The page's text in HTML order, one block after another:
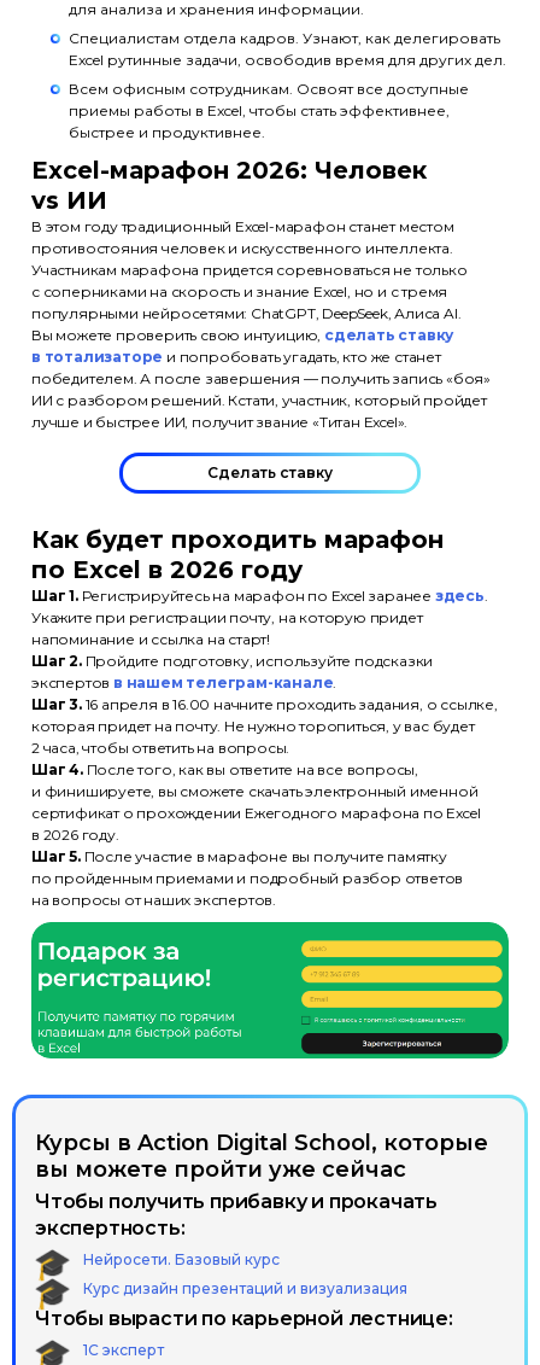
для анализа и хранения информации.
Специалистам отдела кадров. Узнают, как делегировать
Excel рутинные задачи, освободив время для других дел.
Всем офисным сотрудникам. Освоят все доступные
приемы работы в Excel, чтобы стать эффективнее,
быстрее и продуктивнее.
Excel-марафон 2026: Человек
vs ИИ
В этом году традиционный Excel-марафон станет местом
противостояния человек и искусственного интеллекта.
Участникам марафона придется соревноваться не только
с соперниками на скорость и знание Excel, но и с тремя
популярными нейросетями: ChatGPT, DeepSeek, Алиса AI.
Вы можете проверить свою интуицию, сделать ставку
в тотализаторе и попробовать угадать, кто же станет
победителем. А после завершения — получить запись «боя»
ИИ с разбором решений. Кстати, участник, который пройдет
лучше и быстрее ИИ, получит звание «Титан Excel».
Сделать ставку
Как будет проходить марафон
по Excel в 2026 году
Шаг 1.Регистрируйтесь на марафон по Excel заранее здесь
Укажите при регистрации почту, на которую придет
напоминание и ссылка на старт!
Шаг 2.Пройдите подготовку, используйте подсказки
экспертов в нашем телеграм-канале
Шаг 3.16 апреля в 16.00 начните проходить задания, о ссылке,
которая придет на почту. Не нужно торопиться, у вас будет
2 часа, чтобы ответить на вопросы.
Шаг 4.После того, как вы ответите на все вопросы,
и финишируете, вы сможете скачать электронный именной
сертификат о прохождении Ежегодного марафона по Excel
в 2026 году.
Шаг 5.После участие в марафоне вы получите памятку
по пройденным приемами и подробный разбор ответов
на вопросы от наших экспертов.
Курсы в Action Digital School, которые
вы можете пройти уже сейчас
Чтобы получить прибавку и прокачать
экспертность:
Нейросети. Базовый курс
Курс дизайн презентаций и визуализация
Чтобы вырасти по карьерной лестнице:
1С эксперт
+7 (495) 788-53-26
ООО «Актион-Диджитал» г. Москва,
1-й Земельный переулок, 1
© ООО «Актион-Диджитал»,
2026 г. Все права защищены
Политика обработки
персональных данных
Информация на сайте носит
информационный характер
и не является публичной офертой
(ст. 437 ГК РФ)
Использование файлов cookie